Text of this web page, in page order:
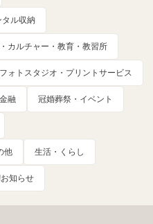
タル収納
カルチャー・教育・教習所
フォトスタジオ・プリントサービス
融 冠婚葬祭・イベント
他 生活・くらし
知らせ